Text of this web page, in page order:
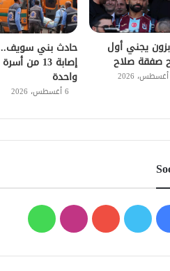
يجني أول
صفقة صلاح
حادث بني سويف..
إصابة 13 من أسرة
واحدة
6 أغسطس، 2026
فيسبوك
تويتر يوتيوبانستقرامواتساب